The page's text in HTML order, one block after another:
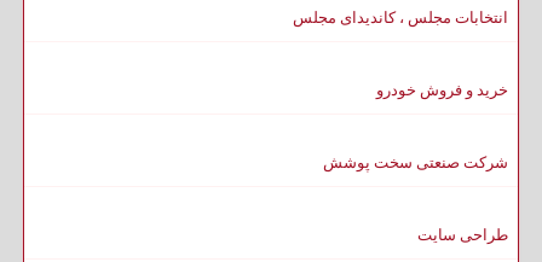
انتخابات مجلس ، کاندیدای مجلس
خرید و فروش خودرو
شرکت صنعتی سخت پوشش
طراحی سایت